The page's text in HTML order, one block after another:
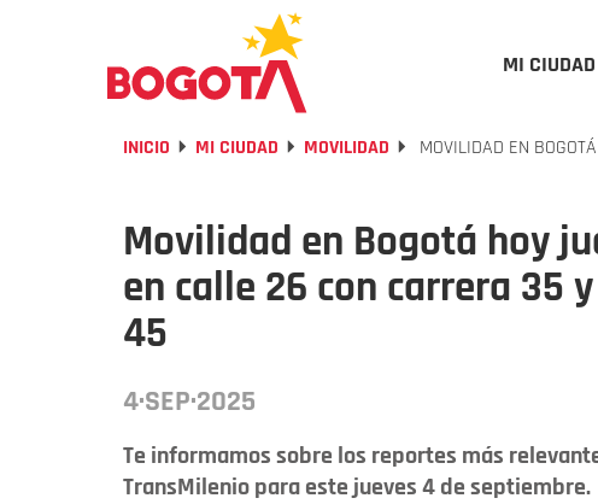
MI CIUDAD
INICIO MI CIUDAD MOVILIDAD MOVILIDAD EN
Movilidad en Bogotá hoy
en calle 26 con carrera 35
45
4·SEP·2025
Te informamos sobre los reportes más
TransMilenio para este jueves 4 de septiembre.